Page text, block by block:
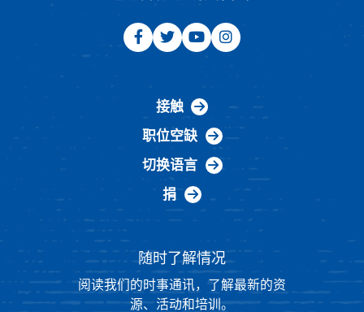
接触
职位空缺
切换语言
捐
随时了解情况
阅读我们的时事通讯，了解最新的资
源、活动和培训。